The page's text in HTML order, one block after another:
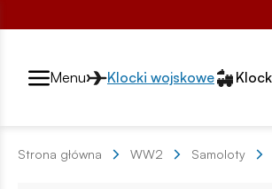
Przełącznik
Menu Klocki wojskowe
Strona główna WW2 Samoloty